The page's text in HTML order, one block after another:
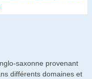
saxonne provenant
différents domaines et